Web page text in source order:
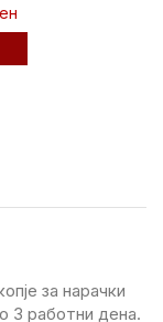
за нарачки
3 работни дена.